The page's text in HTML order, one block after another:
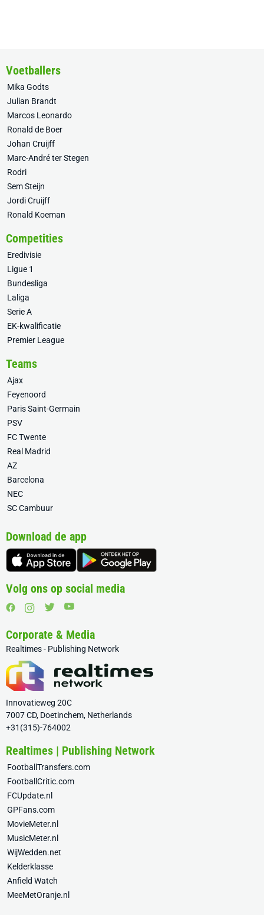
Voetballers
Mika Godts
Julian Brandt
Marcos Leonardo
Ronald de Boer
Johan Cruijff
Marc-André ter Stegen
Rodri
Sem Steijn
Jordi Cruijff
Ronald Koeman
Competities
Eredivisie
Ligue 1
Bundesliga
Laliga
Serie A
EK-kwalificatie
Premier League
Teams
Ajax
Feyenoord
Paris Saint-Germain
PSV
FC Twente
Real Madrid
AZ
Barcelona
NEC
SC Cambuur
Download de app
Volg ons op social media
Corporate & Media
Realtimes - Publishing Network
Innovatieweg 20C
7007 CD, Doetinchem, Netherlands
+31(315)-764002
Realtimes | Publishing Network
FootballTransfers.com
FootballCritic.com
FCUpdate.nl
GPFans.com
MovieMeter.nl
MusicMeter.nl
WijWedden.net
Kelderklasse
Anfield Watch
MeeMetOranje.nl